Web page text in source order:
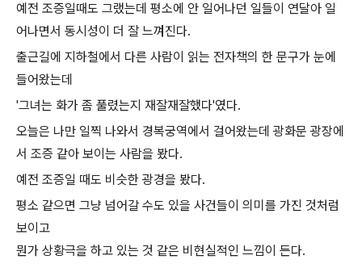
예전 조증일때도 그랬는데 평소에 안 일어나던 일들이 연달아 일
어나면서 동시성이 더 잘 느껴진다.
출근길에 지하철에서 다른 사람이 읽는 전자책의 한 문구가 눈에
들어왔는데
'그녀는 화가 좀 풀렸는지 재잘재잘했다'였다.
오늘은 나만 일찍 나와서 경복궁역에서 걸어왔는데 광화문 광장에
서 조증 같아 보이는 사람을 봤다.
예전 조증일 때도 비슷한 광경을 봤다.
평소 같으면 그냥 넘어갈 수도 있을 사건들이 의미를 가진 것처럼
보이고
뭔가 상황극을 하고 있는 것 같은 비현실적인 느낌이 든다.